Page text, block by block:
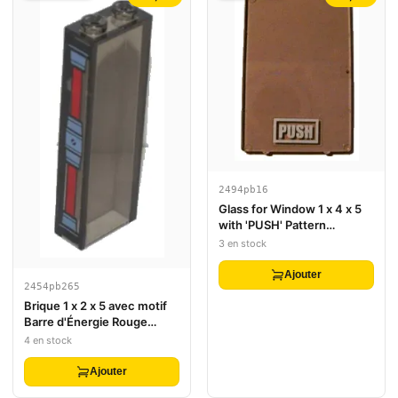
2454pb265
Brique 1 x 2 x 5 avec motif
Barre d'Énergie Rouge
(Autocollant) - Ensemble
4 en stock
Ajouter
2494pb16
Glass for Window 1 x 4 x 5
with 'PUSH' Pattern
(Sticker) - Set 4513
3 en stock
Ajouter